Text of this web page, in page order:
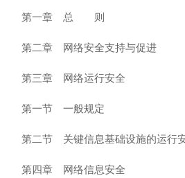
第一章 总 则
第二章 网络安全支持与促进
第三章 网络运行安全
第一节 一般规定
第二节 关键信息基础设施的运行
第四章 网络信息安全